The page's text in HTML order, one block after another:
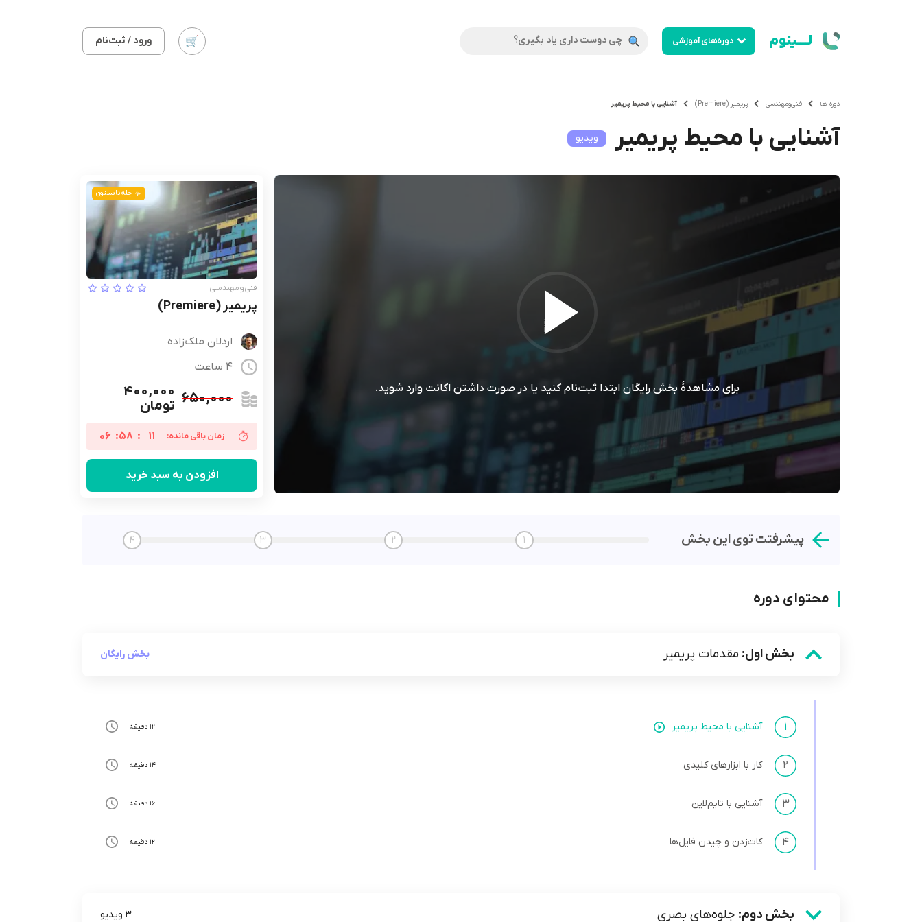
لــــینوم دوره‌های آموزشی ورود / ثبت‌نام
دوره ها فنی‌ومهندسی پریمیر (Premiere) آشنایی با محیط پریمیر
آشنایی با محیط پریمیر ویدیو
برای مشاهدۀ بخش رایگان ابتدا ثبت‌نام کنید یا در صورت داشتن اکانت وارد شوید.
چله تابستون
فنی‌ومهندسی
پریمیر (Premiere)
اردلان ملک‌زاده
4 ساعت
۶۵۰,۰۰۰ ۴۰۰,۰۰۰
تومان
زمان باقی مانده: 10
:
58
:
06
افزودن به سبد خرید
پیشرفتت توی این بخش 1
2
3
4
محتوای دوره
بخش اول: مقدمات پریمیر بخش رایگان
۱ آشنایی با محیط پریمیر 12 دقیقه
۲ کار با ابزارهای کلیدی 14 دقیقه
۳ آشنایی با تایم‌لاین 16 دقیقه
۴ کات‌زدن و چیدن فایل‌ها 12 دقیقه
بخش دوم: جلوه‌های بصری 3 ویدیو